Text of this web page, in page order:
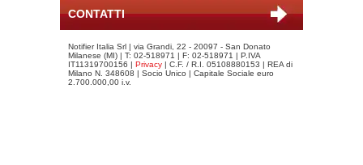
CONTATTI
Notifier Italia Srl | via Grandi, 22 - 20097 - San Donato
Milanese (MI) | T: 02-518971 | F: 02-518971 | P.IVA
IT11319700156 | Privacy | C.F. / R.I. 05108880153 | REA di
Milano N. 348608 | Socio Unico | Capitale Sociale euro
2.700.000,00 i.v.